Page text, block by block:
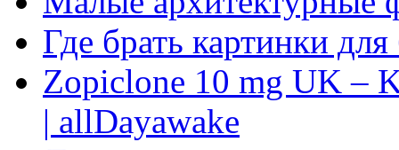
Где брать картинки
Zopiclone 10 mg UK –
| allDayawake